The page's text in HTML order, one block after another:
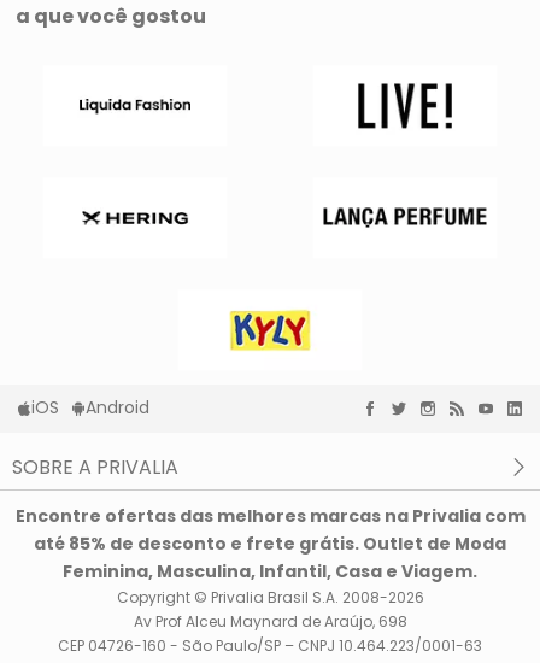
a que você gostou
iOS Android
SOBRE A PRIVALIA
Privacidade e Cookies
Condições de uso
Encontre ofertas das melhores marcas na Privalia com
até 85% de desconto e frete grátis. Outlet de Moda
Feminina, Masculina, Infantil, Casa e Viagem.
Copyright © Privalia Brasil S.A. 2008-2026
Av Prof Alceu Maynard de Araújo, 698
CEP 04726-160 - São Paulo/SP – CNPJ 10.464.223/0001-63